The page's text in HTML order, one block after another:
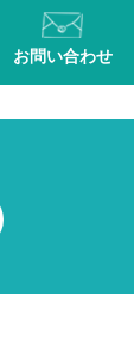
お問い合わせ